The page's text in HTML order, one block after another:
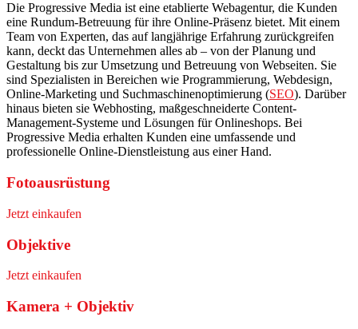
Die Progressive Media ist eine etablierte Webagentur, die Kunden
eine Rundum-Betreuung für ihre Online-Präsenz bietet. Mit einem
Team von Experten, das auf langjährige Erfahrung zurückgreifen
kann, deckt das Unternehmen alles ab – von der Planung und
Gestaltung bis zur Umsetzung und Betreuung von Webseiten. Sie
sind Spezialisten in Bereichen wie Programmierung, Webdesign,
Online-Marketing und Suchmaschinenoptimierung (SEO). Darüber
hinaus bieten sie Webhosting, maßgeschneiderte Content-
Management-Systeme und Lösungen für Onlineshops. Bei
Progressive Media erhalten Kunden eine umfassende und
professionelle Online-Dienstleistung aus einer Hand.
Fotoausrüstung
Jetzt einkaufen
Objektive
Jetzt einkaufen
Kamera + Objektiv